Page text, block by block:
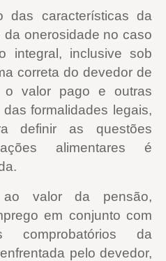
das características da
da onerosidade no caso
integral, inclusive sob
correta do devedor de
o valor pago e outras
formalidades legais,
definir as questões
alimentares é
valor da pensão,
em conjunto com
comprobatórios da
pelo devedor,